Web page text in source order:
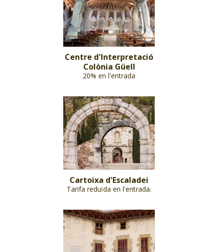
Centre d'Interpretació
Colònia Güell
20% en l'entrada
Cartoixa d'Escaladei
Tarifa reduïda en l'entrada.